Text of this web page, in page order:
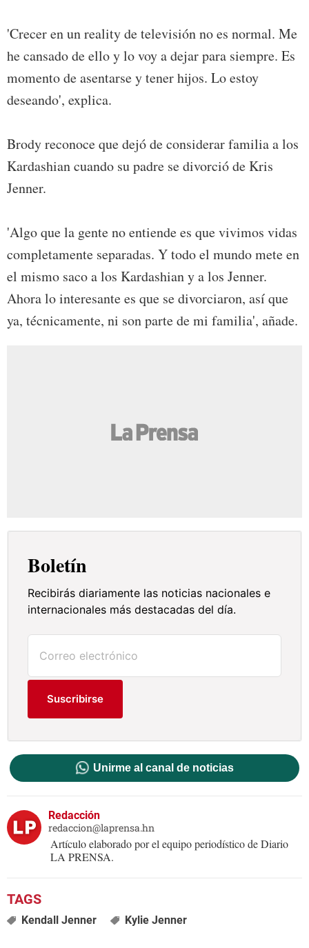
'Crecer en un reality de televisión no es normal. Me
he cansado de ello y lo voy a dejar para siempre. Es
momento de asentarse y tener hijos. Lo estoy
deseando', explica.
Brody reconoce que dejó de considerar familia a los
Kardashian cuando su padre se divorció de Kris
Jenner.
'Algo que la gente no entiende es que vivimos vidas
completamente separadas. Y todo el mundo mete en
el mismo saco a los Kardashian y a los Jenner.
Ahora lo interesante es que se divorciaron, así que
ya, técnicamente, ni son parte de mi familia', añade.
Boletín
Recibirás diariamente las noticias nacionales e
internacionales más destacadas del día.
Suscribirse
Unirme al canal de noticias
Redacción
redaccion@laprensa.hn
Artículo elaborado por el equipo periodístico de Diario
LA PRENSA.
Kendall Jenner Kylie Jenner